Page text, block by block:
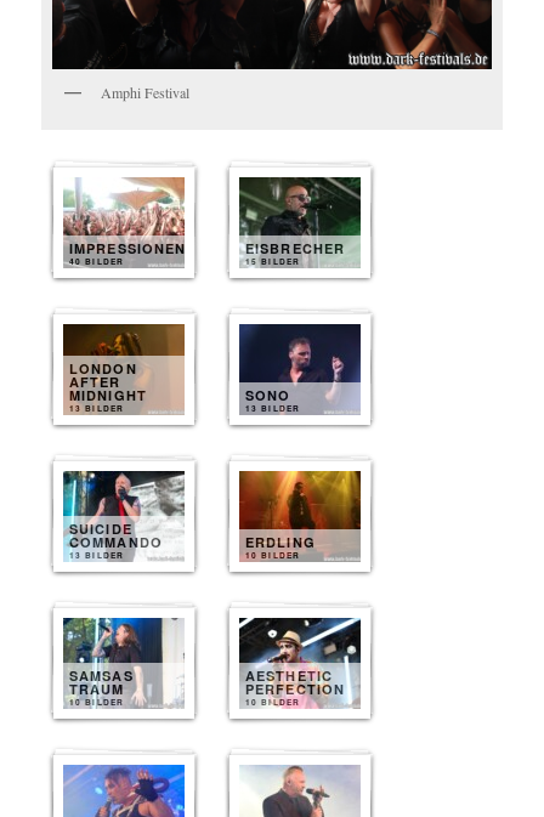
Amphi Festival
IMPRESSIONEN
40 BILDER
EISBRECHER
15 BILDER
LONDON
AFTER
MIDNIGHT
13 BILDER
SONO
13 BILDER
SUICIDE
COMMANDO
13 BILDER
ERDLING
10 BILDER
SAMSAS
TRAUM
10 BILDER
AESTHETIC
PERFECTION
10 BILDER